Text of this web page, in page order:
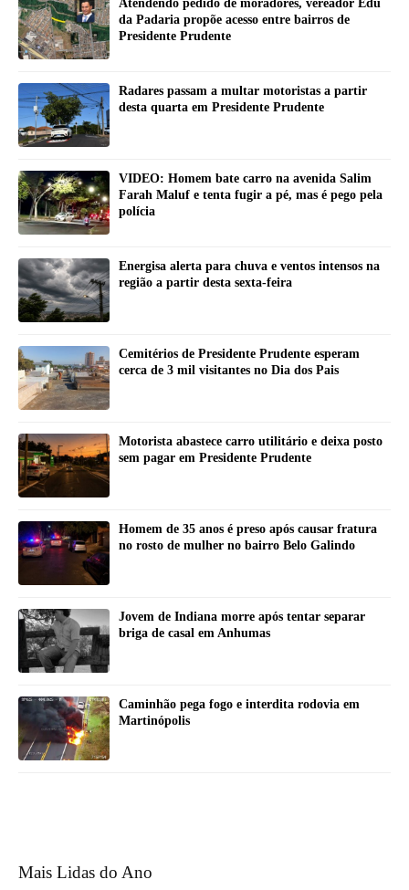
Atendendo pedido de moradores, vereador Edu
da Padaria propõe acesso entre bairros de
Presidente Prudente
Radares passam a multar motoristas a partir
desta quarta em Presidente Prudente
VIDEO: Homem bate carro na avenida Salim
Farah Maluf e tenta fugir a pé, mas é pego pela
polícia
Energisa alerta para chuva e ventos intensos na
região a partir desta sexta-feira
Cemitérios de Presidente Prudente esperam
cerca de 3 mil visitantes no Dia dos Pais
Motorista abastece carro utilitário e deixa posto
sem pagar em Presidente Prudente
Homem de 35 anos é preso após causar fratura
no rosto de mulher no bairro Belo Galindo
Jovem de Indiana morre após tentar separar
briga de casal em Anhumas
Caminhão pega fogo e interdita rodovia em
Martinópolis
Mais Lidas do Ano